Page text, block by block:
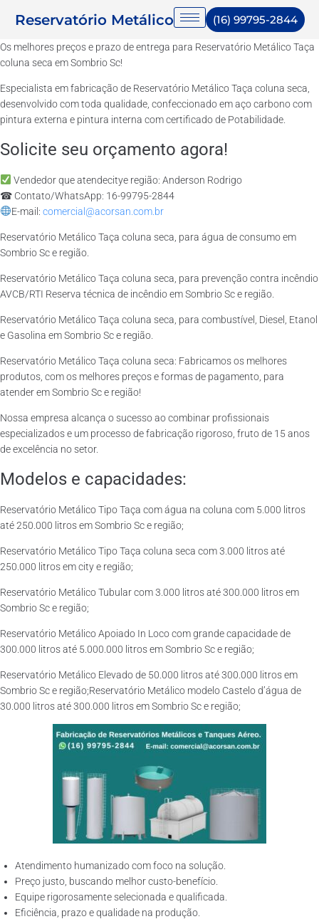
Reservatório Metálico (16) 99795-2844
Os melhores preços e prazo de entrega para Reservatório Metálico Taça
coluna seca em Sombrio Sc!
Especialista em fabricação de Reservatório Metálico Taça coluna seca,
desenvolvido com toda qualidade, confeccionado em aço carbono com
pintura externa e pintura interna com certificado de Potabilidade.
Solicite seu orçamento agora!
Vendedor que atendecitye região: Anderson Rodrigo
☎ Contato/WhatsApp: 16-99795-2844
E-mail: comercial@acorsan.com.br
Reservatório Metálico Taça coluna seca, para água de consumo em
Sombrio Sc e região.
Reservatório Metálico Taça coluna seca, para prevenção contra incêndio
AVCB/RTI Reserva técnica de incêndio em Sombrio Sc e região.
Reservatório Metálico Taça coluna seca, para combustível, Diesel, Etanol
e Gasolina em Sombrio Sc e região.
Reservatório Metálico Taça coluna seca: Fabricamos os melhores
produtos, com os melhores preços e formas de pagamento, para
atender em Sombrio Sc e região!
Nossa empresa alcança o sucesso ao combinar profissionais
especializados e um processo de fabricação rigoroso, fruto de 15 anos
de excelência no setor.
Modelos e capacidades:
Reservatório Metálico Tipo Taça com água na coluna com 5.000 litros
até 250.000 litros em Sombrio Sc e região;
Reservatório Metálico Tipo Taça coluna seca com 3.000 litros até
250.000 litros em city e região;
Reservatório Metálico Tubular com 3.000 litros até 300.000 litros em
Sombrio Sc e região;
Reservatório Metálico Apoiado In Loco com grande capacidade de
300.000 litros até 5.000.000 litros em Sombrio Sc e região;
Reservatório Metálico Elevado de 50.000 litros até 300.000 litros em
Sombrio Sc e região;Reservatório Metálico modelo Castelo d’água de
30.000 litros até 300.000 litros em Sombrio Sc e região;
Atendimento humanizado com foco na solução.
Preço justo, buscando melhor custo-benefício.
Equipe rigorosamente selecionada e qualificada.
Eficiência, prazo e qualidade na produção.